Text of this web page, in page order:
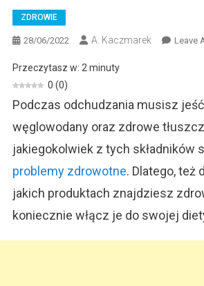
ZDROWIE
28/06/2022 A. Kaczmarek Leave
Przeczytasz w: 2 minuty
0 (0)
Podczas odchudzania musisz jeść
węglowodany oraz zdrowe
jakiegokolwiek z tych składników
problemy zdrowotne. Dlatego, też
jakich produktach znajdziesz
koniecznie włącz je do swojej